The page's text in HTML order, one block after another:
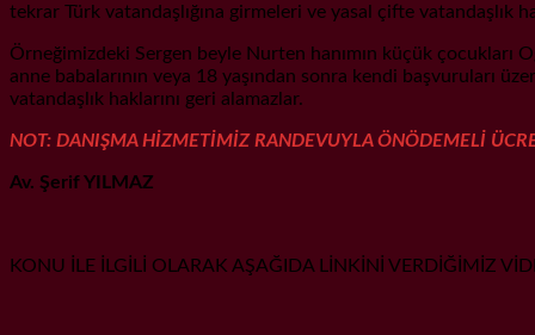
tekrar Türk vatandaşlığına girmeleri ve yasal çifte vatandaşlık
Örneğimizdeki Sergen beyle Nurten hanımın küçük çocukları
anne babalarının veya 18 yaşından sonra kendi başvuruları
vatandaşlık haklarını geri alamazlar.
NOT: DANIŞMA HİZMETİMİZ RANDEVUYLA ÖNÖDEMELİ
Av. Şerif YILMAZ
KONU İLE İLGİLİ OLARAK AŞAĞIDA LİNKİNİ VERDİĞİMİZ